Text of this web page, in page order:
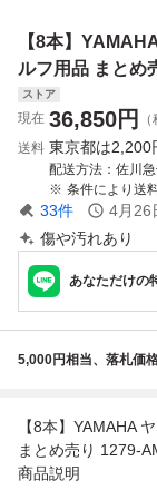
ト 5/7/8/9/S/A/P 7
本 モノトク
【8本】
ルフ用品 まとめ
ストア
現在 36,850円
送料 東京都は2,200
配送方法
佐川
条件により送
33件 4月26
傷や汚れあり
あなただけの
5,000円相当、落札価
【8本】YAMAHA
まとめ売り 1279-
商品説明